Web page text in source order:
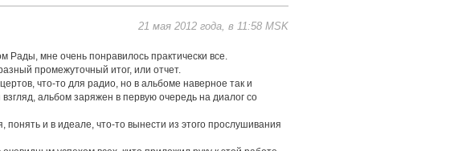
21 мая 2012 года, в 11:58 MSK
Рады, мне очень понравилось практически все.
промежуточный итог, или отчет.
что-то для радио, но в альбоме наверное так и
альбом заряжен в первую очередь на диалог со
понять и в идеале, что-то вынести из этого прослушивания